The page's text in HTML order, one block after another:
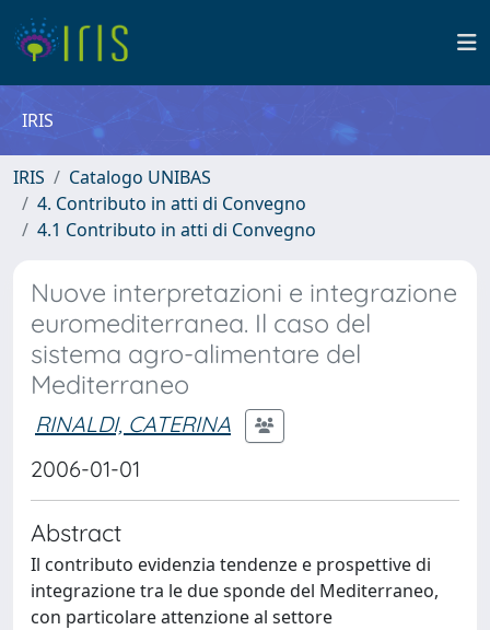
IRIS
IRIS
Catalogo UNIBAS
4. Contributo in atti di Convegno
4.1 Contributo in atti di Convegno
Nuove interpretazioni e integrazione
euromediterranea. Il caso del
sistema agro-alimentare del
Mediterraneo
RINALDI, CATERINA
2006-01-01
Abstract
Il contributo evidenzia tendenze e prospettive di
integrazione tra le due sponde del Mediterraneo,
con particolare attenzione al settore